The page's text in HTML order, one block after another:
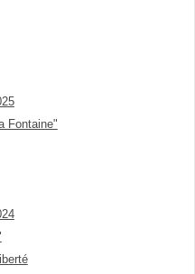
Fontaine"